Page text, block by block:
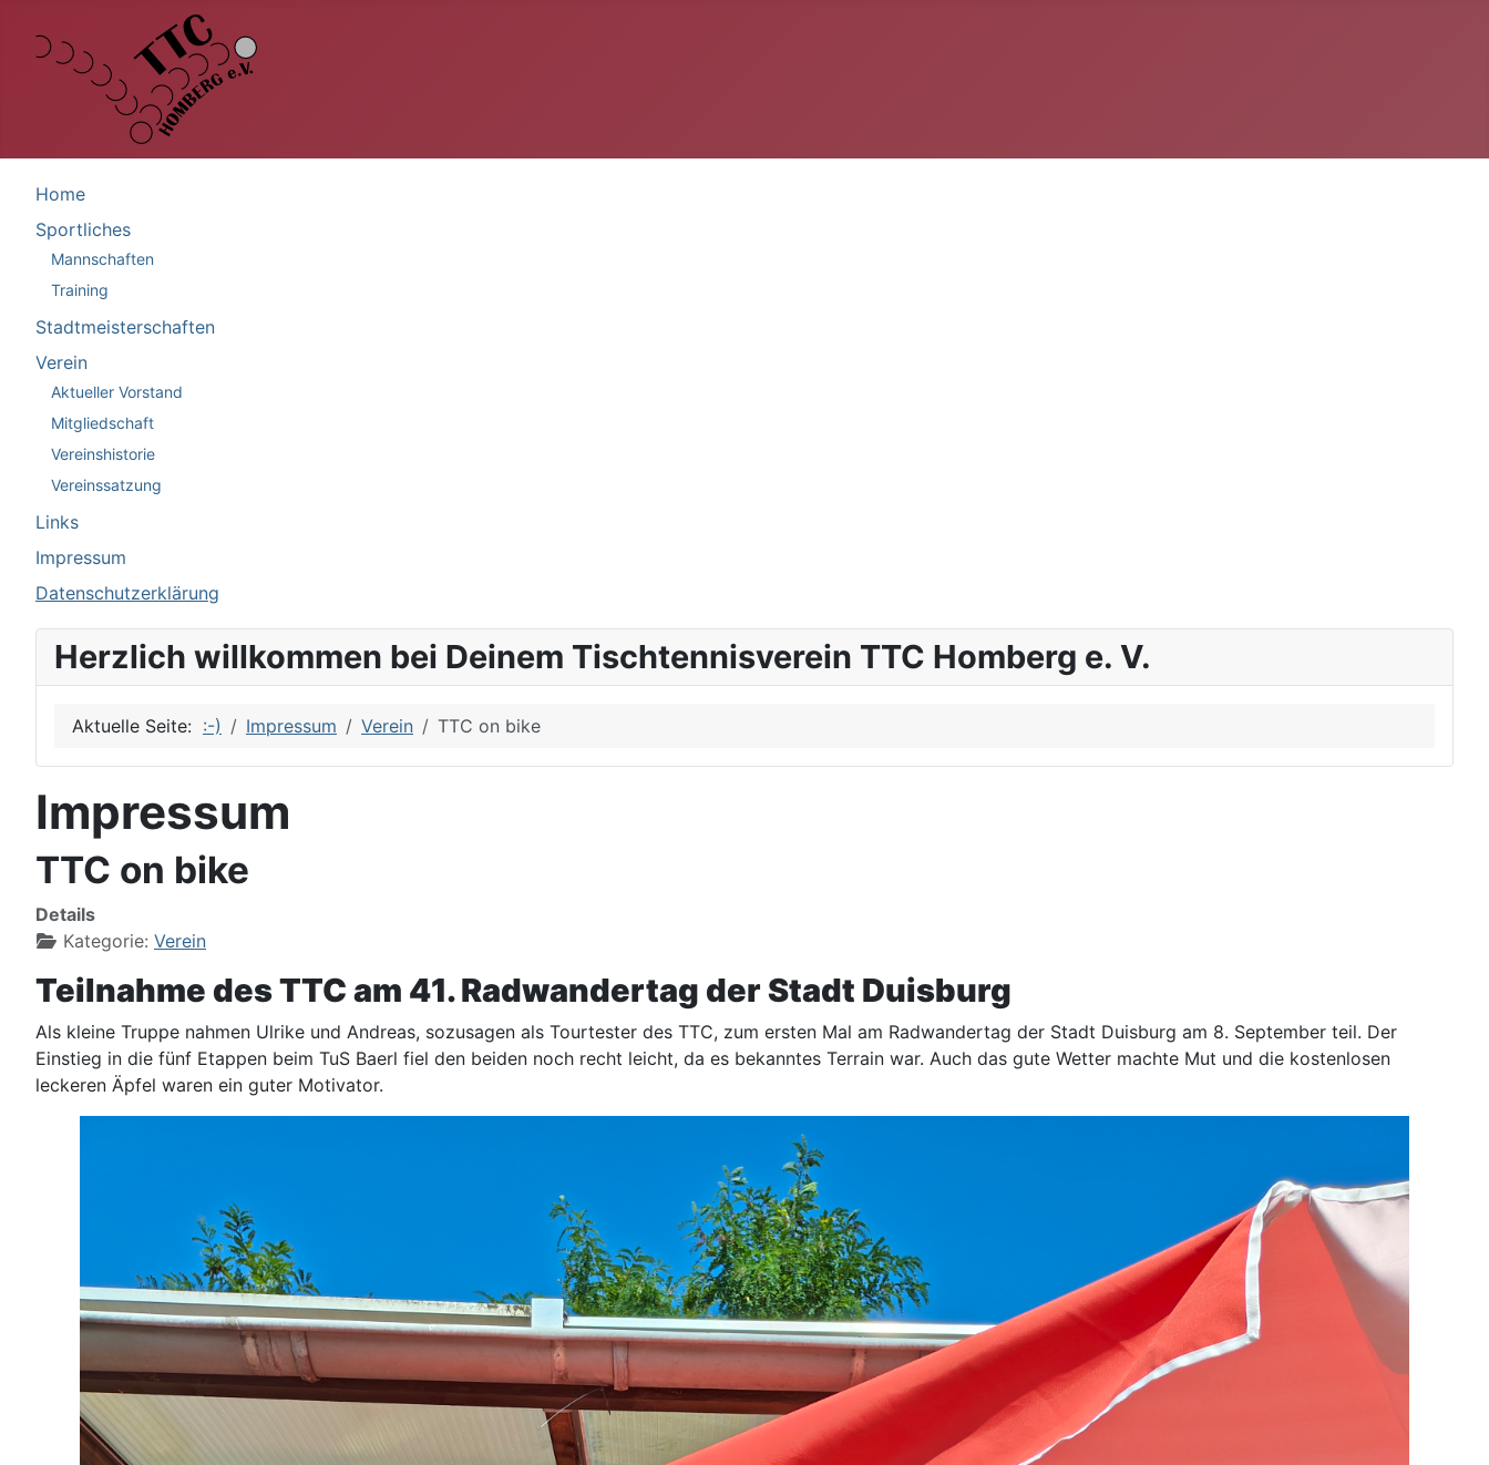
Home
Sportliches
Mannschaften
Training
Stadtmeisterschaften
Verein
Aktueller Vorstand
Mitgliedschaft
Vereinshistorie
Vereinssatzung
Links
Impressum
Datenschutzerklärung
Herzlich willkommen bei Deinem Tischtennisverein TTC Homberg e. V.
Aktuelle Seite: :-) Impressum Verein TTC on bike
Impressum
TTC on bike
Details
Kategorie: Verein
Teilnahme des TTC am 41. Radwandertag der Stadt Duisburg
Als kleine Truppe nahmen Ulrike und Andreas, sozusagen als Tourtester des TTC, zum ersten Mal am Radwandertag der Stadt Duisburg am 8. September teil. Der
Einstieg in die fünf Etappen beim TuS Baerl fiel den beiden noch recht leicht, da es bekanntes Terrain war. Auch das gute Wetter machte Mut und die kostenlosen
leckeren Äpfel waren ein guter Motivator.